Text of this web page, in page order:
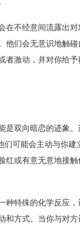
在不经意间流露出
他们会无意识地触
者激动，并对你给
是双向暗恋的迹象
可能会主动与你
红或有意无意地接
种特殊的化学反应
和方式。当你与对